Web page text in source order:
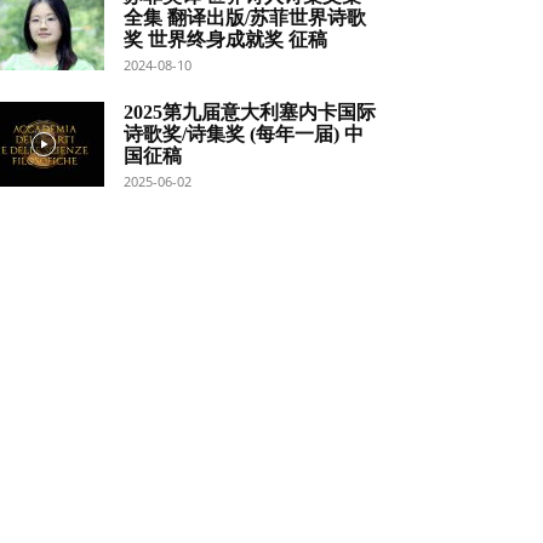
全集 翻译出版/苏菲世界诗歌
奖 世界终身成就奖 征稿
2024-08-10
2025第九届意大利塞内卡国际
诗歌奖/诗集奖 (每年一届) 中
国征稿
2025-06-02